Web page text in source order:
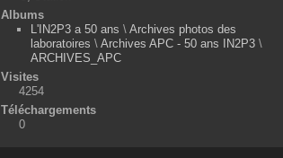
Albums
L'IN2P3 a 50 ans \ Archives photos des
laboratoires \ Archives APC - 50 ans IN2P3\
ARCHIVES_APC
Visites
4254
Téléchargements
0